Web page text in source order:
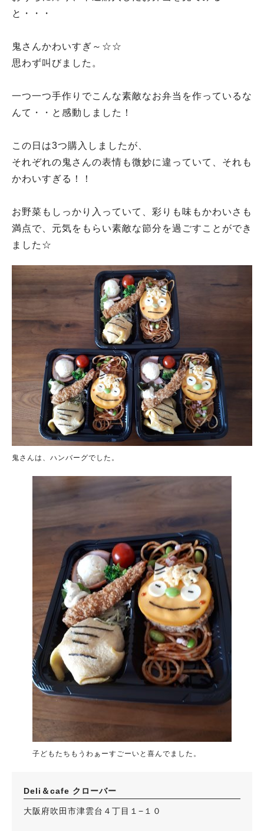
と・・・
鬼さんかわいすぎ～☆☆
思わず叫びました。
一つ一つ手作りでこんな素敵なお弁当を作っているな
んて・・と感動しました！
この日は3つ購入しましたが、
それぞれの鬼さんの表情も微妙に違っていて、それも
かわいすぎる！！
お野菜もしっかり入っていて、彩りも味もかわいさも
満点で、元気をもらい素敵な節分を過ごすことができ
ました☆
鬼さんは、ハンバーグでした。
子どもたちもうわぁーすごーいと喜んでました。
Deli＆cafe クローバー
大阪府吹田市津雲台４丁目１−１０